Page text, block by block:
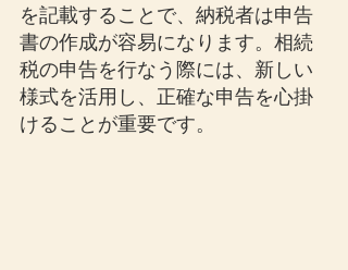
を記載することで、納税者は申告
書の作成が容易になります。相続
税の申告を行なう際には、新しい
様式を活用し、正確な申告を心掛
けることが重要です。